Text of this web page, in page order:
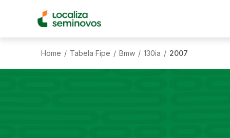
Home / Tabela Fipe / Bmw / 130ia / 2007